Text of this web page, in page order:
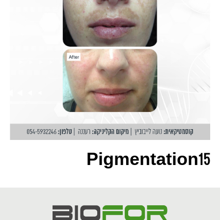
Pigmentation15